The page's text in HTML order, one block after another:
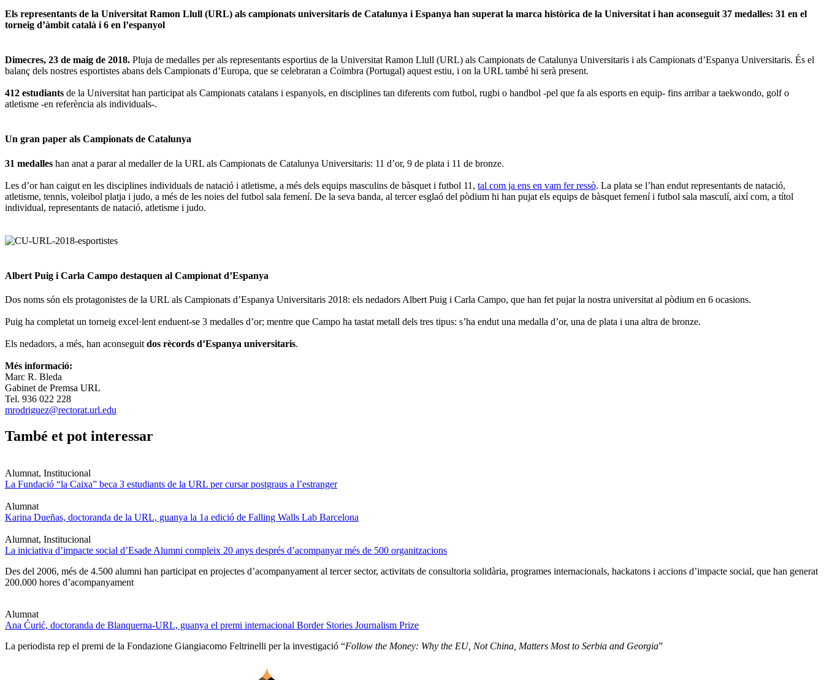
Els representants de la Universitat Ramon Llull (URL) als campionats universitaris de Catalunya i Espanya han superat la marca històrica de la Universitat i han aconseguit 37 medalles: 31 en el
torneig d’àmbit català i 6 en l’espanyol
Dimecres, 23 de maig de 2018. Pluja de medalles per als representants esportius de la Universitat Ramon Llull (URL) als Campionats de Catalunya Universitaris i als Campionats d’Espanya Universitaris. És el
balanç dels nostres esportistes abans dels Campionats d’Europa, que se celebraran a Coïmbra (Portugal) aquest estiu, i on la URL també hi serà present.
412 estudiants de la Universitat han participat als Campionats catalans i espanyols, en disciplines tan diferents com futbol, rugbi o handbol -pel que fa als esports en equip- fins arribar a taekwondo, golf o
atletisme -en referència als individuals-.
Un gran paper als Campionats de Catalunya
31 medalles han anat a parar al medaller de la URL als Campionats de Catalunya Universitaris: 11 d’or, 9 de plata i 11 de bronze.
Les d’or han caigut en les disciplines individuals de natació i atletisme, a més dels equips masculins de bàsquet i futbol 11, tal com ja ens en vam fer ressò. La plata se l’han endut representants de natació,
atletisme, tennis, voleibol platja i judo, a més de les noies del futbol sala femení. De la seva banda, al tercer esglaó del pòdium hi han pujat els equips de bàsquet femení i futbol sala masculí, així com, a títol
individual, representants de natació, atletisme i judo.
Albert Puig i Carla Campo destaquen al Campionat d’Espanya
Dos noms són els protagonistes de la URL als Campionats d’Espanya Universitaris 2018: els nedadors Albert Puig i Carla Campo, que han fet pujar la nostra universitat al pòdium en 6 ocasions.
Puig ha completat un torneig excel·lent enduent-se 3 medalles d’or; mentre que Campo ha tastat metall dels tres tipus: s’ha endut una medalla d’or, una de plata i una altra de bronze.
Els nedadors, a més, han aconseguit dos rècords d’Espanya universitaris.
Més informació:
Marc R. Bleda
Gabinet de Premsa URL
Tel. 936 022 228
mrodriguez@rectorat.url.edu
També et pot interessar
Alumnat, Institucional
La Fundació “la Caixa” beca 3 estudiants de la URL per cursar postgraus a l’estranger
Alumnat
Karina Dueñas, doctoranda de la URL, guanya la 1a edició de Falling Walls Lab Barcelona
Alumnat, Institucional
La iniciativa d’impacte social d’Esade Alumni compleix 20 anys després d’acompanyar més de 500 organitzacions
Des del 2006, més de 4.500 alumni han participat en projectes d’acompanyament al tercer sector, activitats de consultoria solidària, programes internacionals, hackatons i accions d’impacte social, que han generat
200.000 hores d’acompanyament
Alumnat
Ana Ćurić, doctoranda de Blanquerna-URL, guanya el premi internacional Border Stories Journalism Prize
La periodista rep el premi de la Fondazione Giangiacomo Feltrinelli per la investigació “Follow the Money: Why the EU, Not China, Matters Most to Serbia and Georgia”